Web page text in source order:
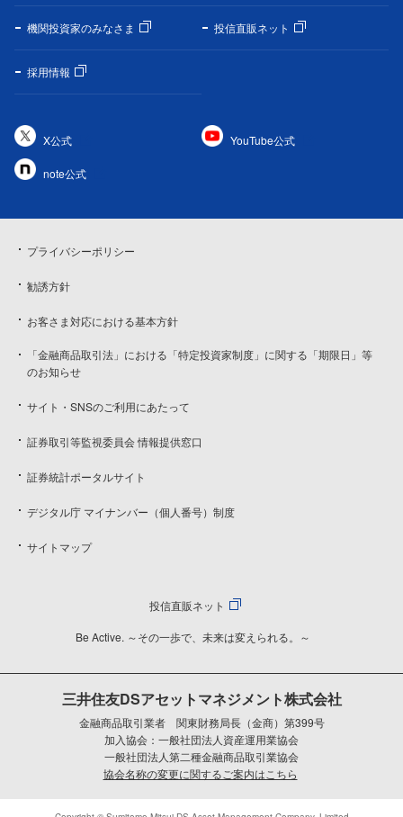
機関投資家のみなさま 投信直販ネット
採用情報
X公式 YouTube公式
note公式
プライバシーポリシー
勧誘方針
お客さま対応における基本方針
「金融商品取引法」における「特定投資家制度」に関する「期限日」等
のお知らせ
サイト・SNSのご利用にあたって
証券取引等監視委員会 情報提供窓口
証券統計ポータルサイト
デジタル庁 マイナンバー（個人番号）制度
サイトマップ
投信直販ネット
Be Active. ～その一歩で、未来は変えられる。～
三井住友DSアセットマネジメント株式会社
金融商品取引業者 関東財務局長（金商）第399号
加入協会：一般社団法人資産運用業協会
一般社団法人第二種金融商品取引業協会
協会名称の変更に関するご案内はこちら